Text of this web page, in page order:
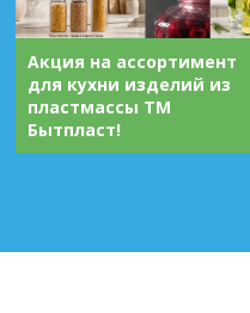
Акция на ассортимент
для кухни изделий из
пластмассы ТМ
Бытпласт!